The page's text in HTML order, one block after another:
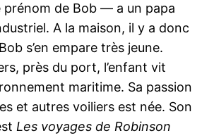
prénom de Bob — a un papa
A la maison, il y a donc
s’en empare très jeune.
près du port, l’enfant vit
maritime. Sa passion
et autres voiliers est née. Son
Les voyages de Robinson